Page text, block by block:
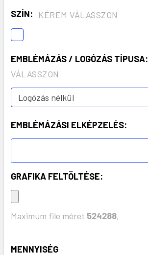
SZÍN: KÉREM VÁLASSZON
EMBLÉMÁZÁS / LOGÓZÁS TÍPUSA:
VÁLASSZON
EMBLÉMÁZÁSI ELKÉPZELÉS:
GRAFIKA FELTÖLTÉSE:
Maximum file méret 524288,
KÉSZLET:
MENNYISÉG